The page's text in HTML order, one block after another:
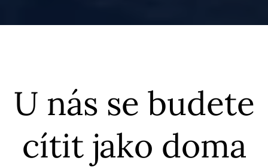
U nás se budete
cítit jako doma